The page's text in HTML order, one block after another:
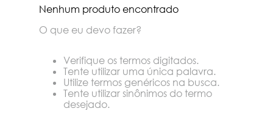
Nenhum produto encontrado
O que eu devo fazer?
Verifique os termos digitados.
Tente utilizar uma única palavra.
Utilize termos genéricos na busca.
Tente utilizar sinônimos do termo
desejado.